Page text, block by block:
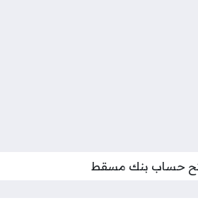
حساب بنك مسقط